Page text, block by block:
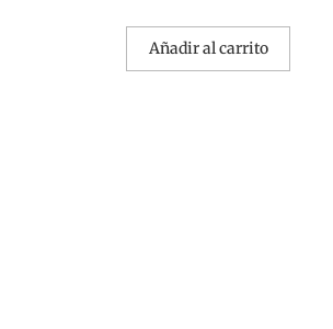
Añadir al carrito